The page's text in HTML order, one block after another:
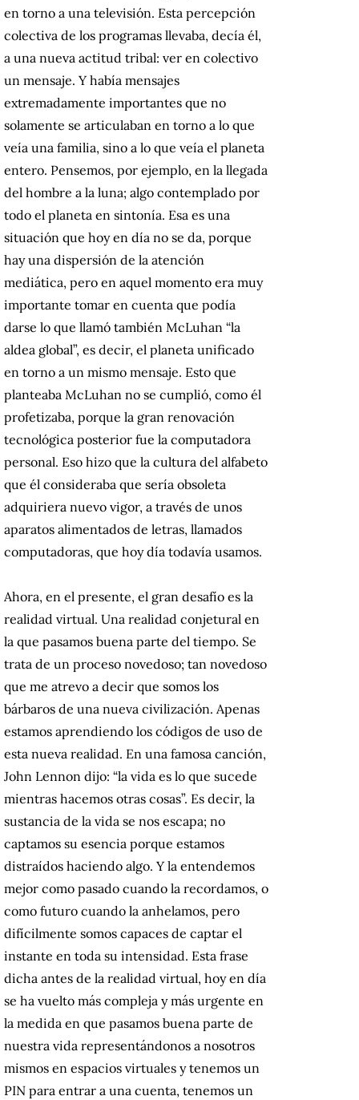
en torno a una televisión. Esta percepción
colectiva de los programas llevaba, decía él,
a una nueva actitud tribal: ver en colectivo
un mensaje. Y había mensajes
extremadamente importantes que no
solamente se articulaban en torno a lo que
veía una familia, sino a lo que veía el planeta
entero. Pensemos, por ejemplo, en la llegada
del hombre a la luna; algo contemplado por
todo el planeta en sintonía. Esa es una
situación que hoy en día no se da, porque
hay una dispersión de la atención
mediática, pero en aquel momento era muy
importante tomar en cuenta que podía
darse lo que llamó también McLuhan “la
aldea global”, es decir, el planeta unificado
en torno a un mismo mensaje. Esto que
planteaba McLuhan no se cumplió, como él
profetizaba, porque la gran renovación
tecnológica posterior fue la computadora
personal. Eso hizo que la cultura del alfabeto
que él consideraba que sería obsoleta
adquiriera nuevo vigor, a través de unos
aparatos alimentados de letras, llamados
computadoras, que hoy día todavía usamos.
Ahora, en el presente, el gran desafío es la
realidad virtual. Una realidad conjetural en
la que pasamos buena parte del tiempo. Se
trata de un proceso novedoso; tan novedoso
que me atrevo a decir que somos los
bárbaros de una nueva civilización. Apenas
estamos aprendiendo los códigos de uso de
esta nueva realidad. En una famosa canción,
John Lennon dijo: “la vida es lo que sucede
mientras hacemos otras cosas”. Es decir, la
sustancia de la vida se nos escapa; no
captamos su esencia porque estamos
distraídos haciendo algo. Y la entendemos
mejor como pasado cuando la recordamos, o
como futuro cuando la anhelamos, pero
difícilmente somos capaces de captar el
instante en toda su intensidad. Esta frase
dicha antes de la realidad virtual, hoy en día
se ha vuelto más compleja y más urgente en
la medida en que pasamos buena parte de
nuestra vida representándonos a nosotros
mismos en espacios virtuales y tenemos un
PIN para entrar a una cuenta, tenemos un